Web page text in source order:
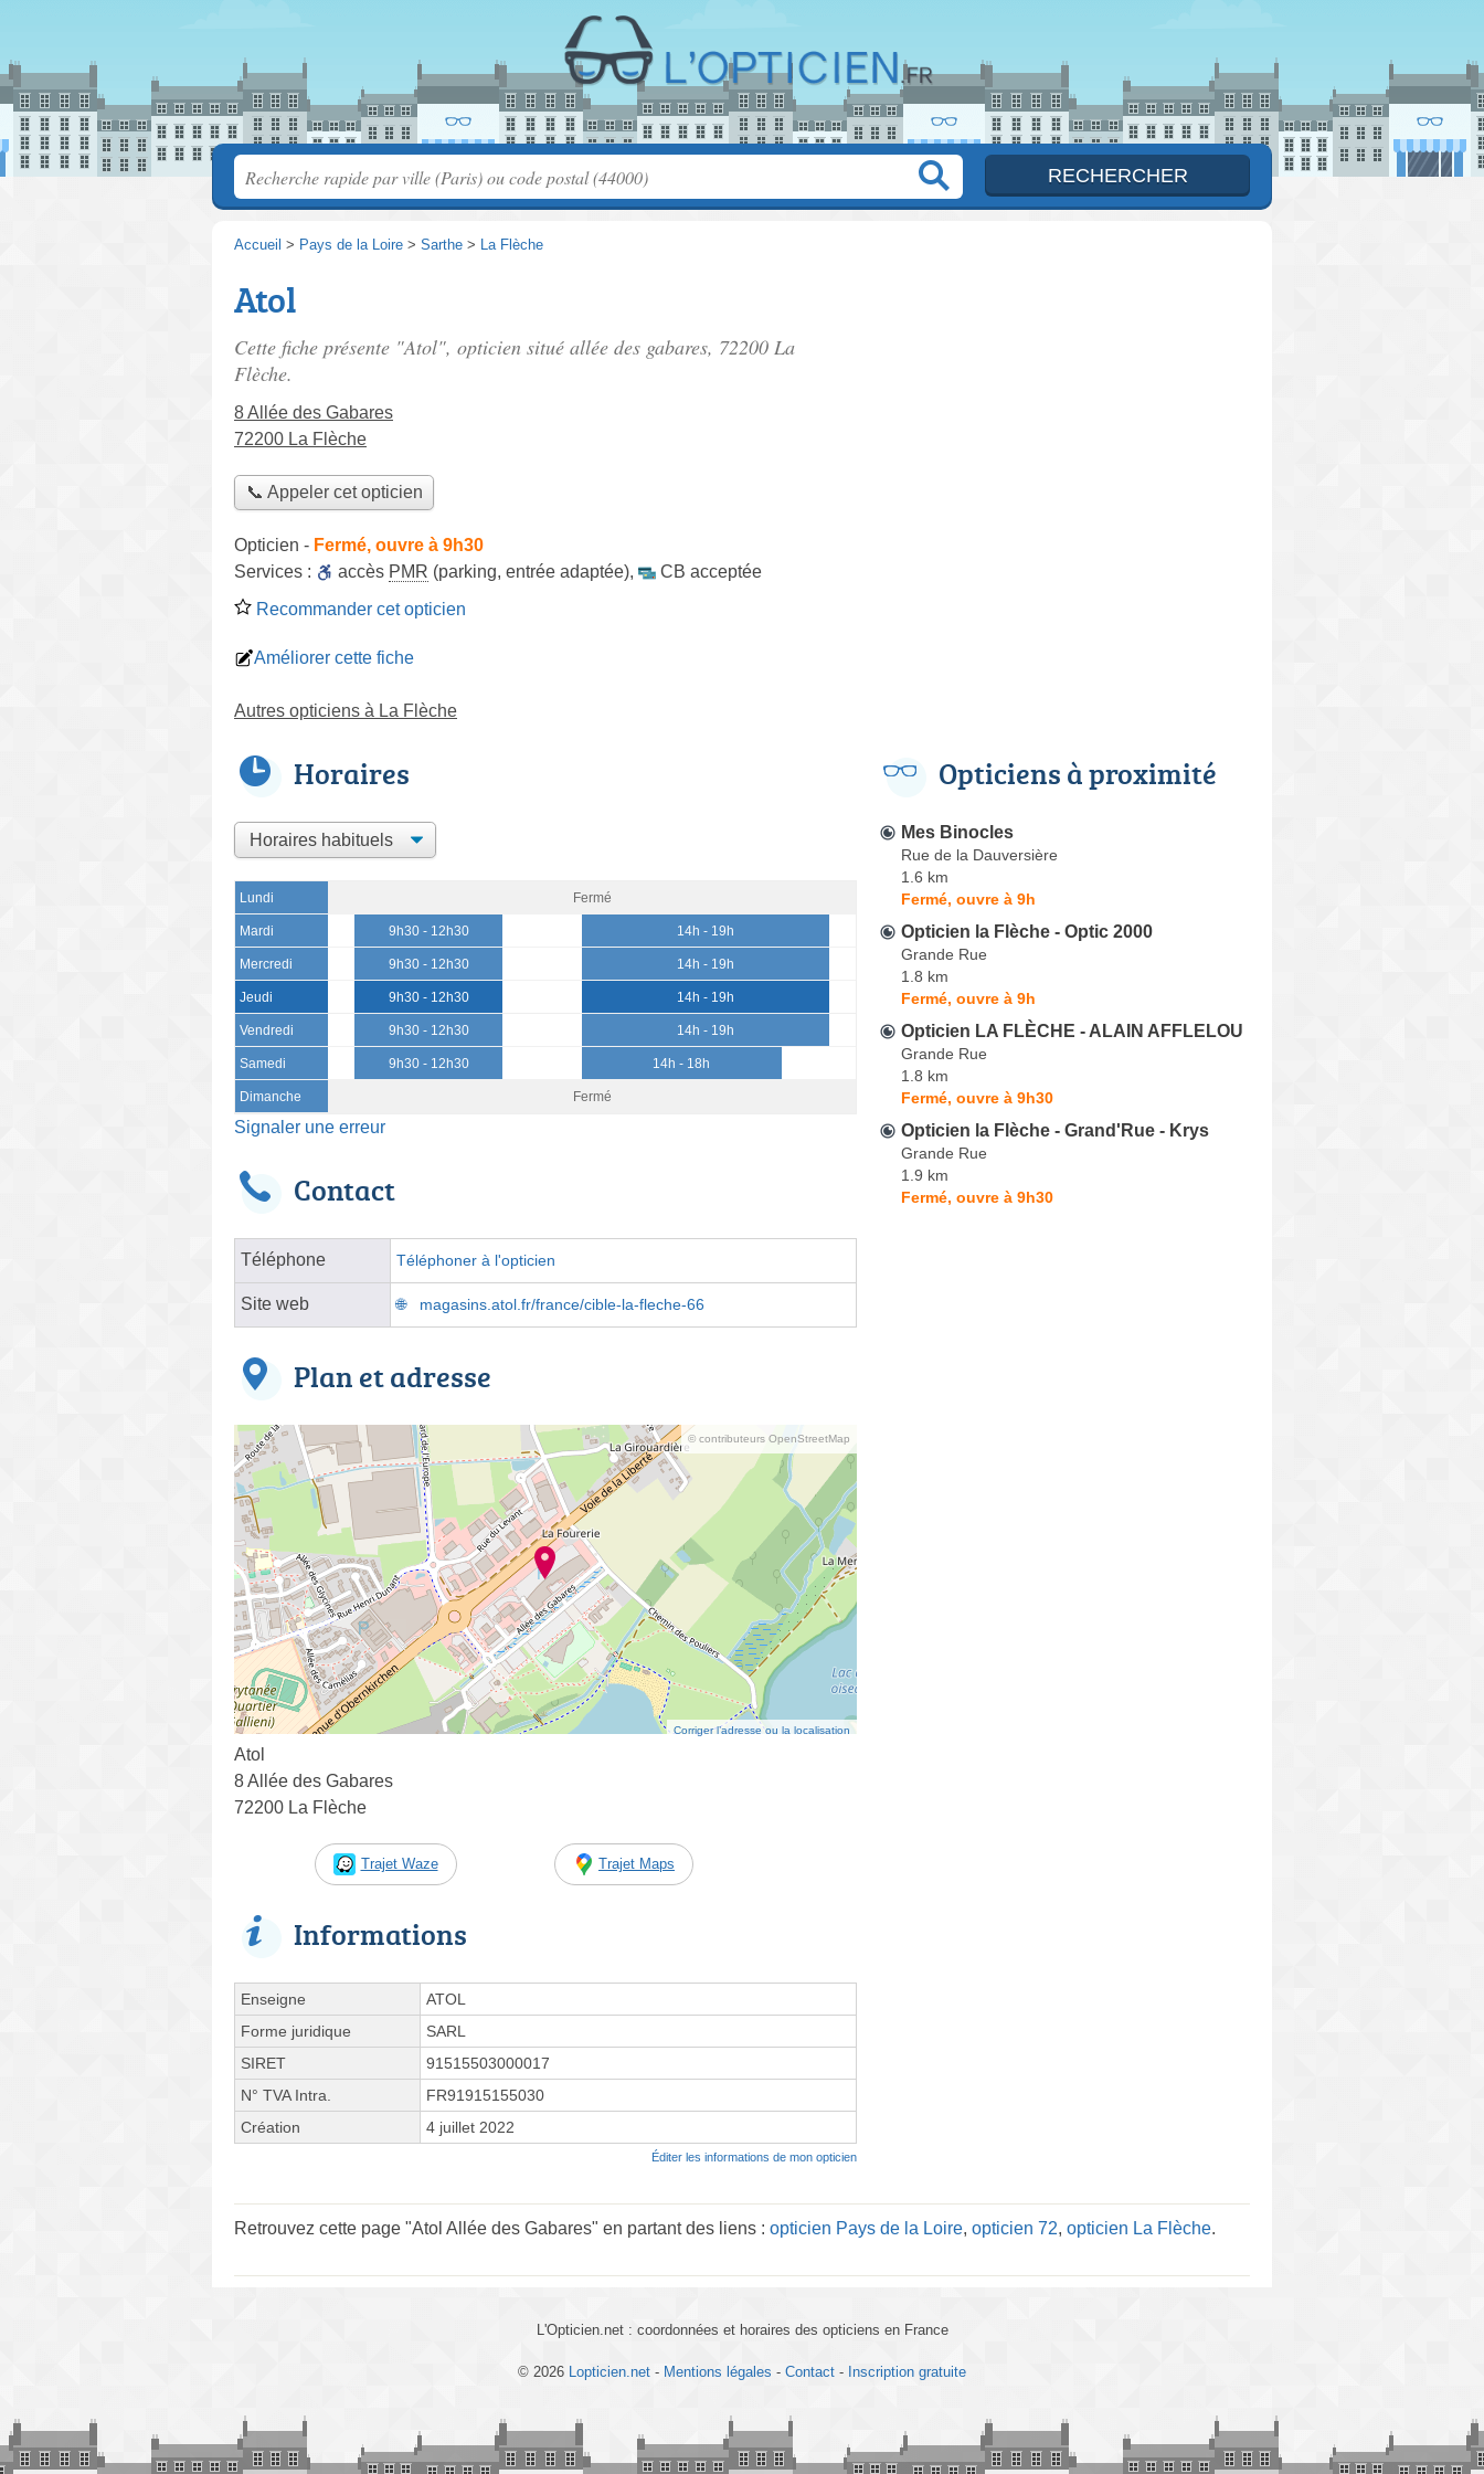
Accueil > Pays de la Loire > Sarthe > La Flèche
Atol
Cette fiche présente "Atol", opticien situé allée des gabares, 72200 La
Flèche.
8 Allée des Gabares
72200 La Flèche
📞 Appeler cet opticien
Opticien - Fermé, ouvre à 9h30
Services :
accès PMR (parking, entrée adaptée),
CB acceptée
Recommander cet opticien
Améliorer cette fiche
Autres opticiens à La Flèche
Horaires
Lundi Fermé
Mardi 9h30 - 12h30 14h - 19h
Mercredi 9h30 - 12h30 14h - 19h
Jeudi 9h30 - 12h30 14h - 19h
Vendredi 9h30 - 12h30 14h - 19h
Samedi 9h30 - 12h30 14h - 18h
Dimanche Fermé
Signaler une erreur
Contact
Téléphone Téléphoner à l'opticien
Site web magasins.atol.fr/france/cible-la-fleche-66
Plan et adresse
© contributeurs OpenStreetMap
Corriger l’adresse ou la localisation
Atol
8 Allée des Gabares
72200 La Flèche
Trajet Waze Trajet Maps
Informations
Enseigne
ATOL
Forme juridique
SARL
SIRET
91515503000017
N° TVA Intra.
FR91915155030
Création
4 juillet 2022
Éditer les informations de mon opticien
Opticiens à proximité
Mes Binocles
Rue de la Dauversière
1.6 km
Fermé, ouvre à 9h
Opticien la Flèche - Optic 2000
Grande Rue
1.8 km
Fermé, ouvre à 9h
Opticien LA FLÈCHE - ALAIN AFFLELOU
Grande Rue
1.8 km
Fermé, ouvre à 9h30
Opticien la Flèche - Grand'Rue - Krys
Grande Rue
1.9 km
Fermé, ouvre à 9h30
Retrouvez cette page "Atol Allée des Gabares" en partant des liens : opticien Pays de la Loire, opticien 72, opticien La Flèche.
L'Opticien.net : coordonnées et horaires des opticiens en France
© 2026 Lopticien.net - Mentions légales - Contact - Inscription gratuite